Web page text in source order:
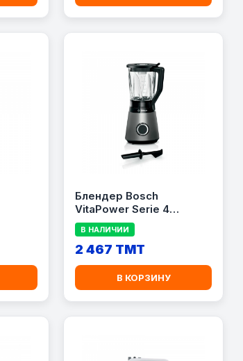
Блендер Bosch
VitaPower Serie 4
MMB6172S
В НАЛИЧИИ
2 467 TMT
В КОРЗИНУ